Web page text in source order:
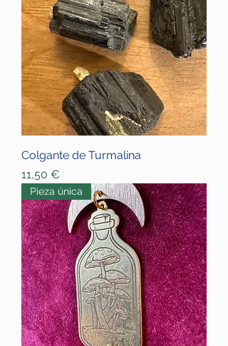
Colgante de Turmalina
Price
11,50 €
Pieza única